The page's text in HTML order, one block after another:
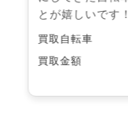
とが嬉しいです！
買取自転車
買取金額